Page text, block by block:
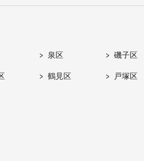
泉区 磯子区
鶴見区 戸塚区